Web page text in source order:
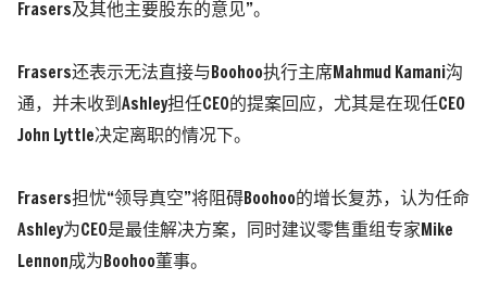
Frasers及其他主要股东的意见”。
Frasers还表示无法直接与Boohoo执行主席Mahmud Kamani沟
通，并未收到Ashley担任CEO的提案回应，尤其是在现任CEO
John Lyttle决定离职的情况下。
Frasers担忧“领导真空”将阻碍Boohoo的增长复苏，认为任命
Ashley为CEO是最佳解决方案，同时建议零售重组专家Mike
Lennon成为Boohoo董事。